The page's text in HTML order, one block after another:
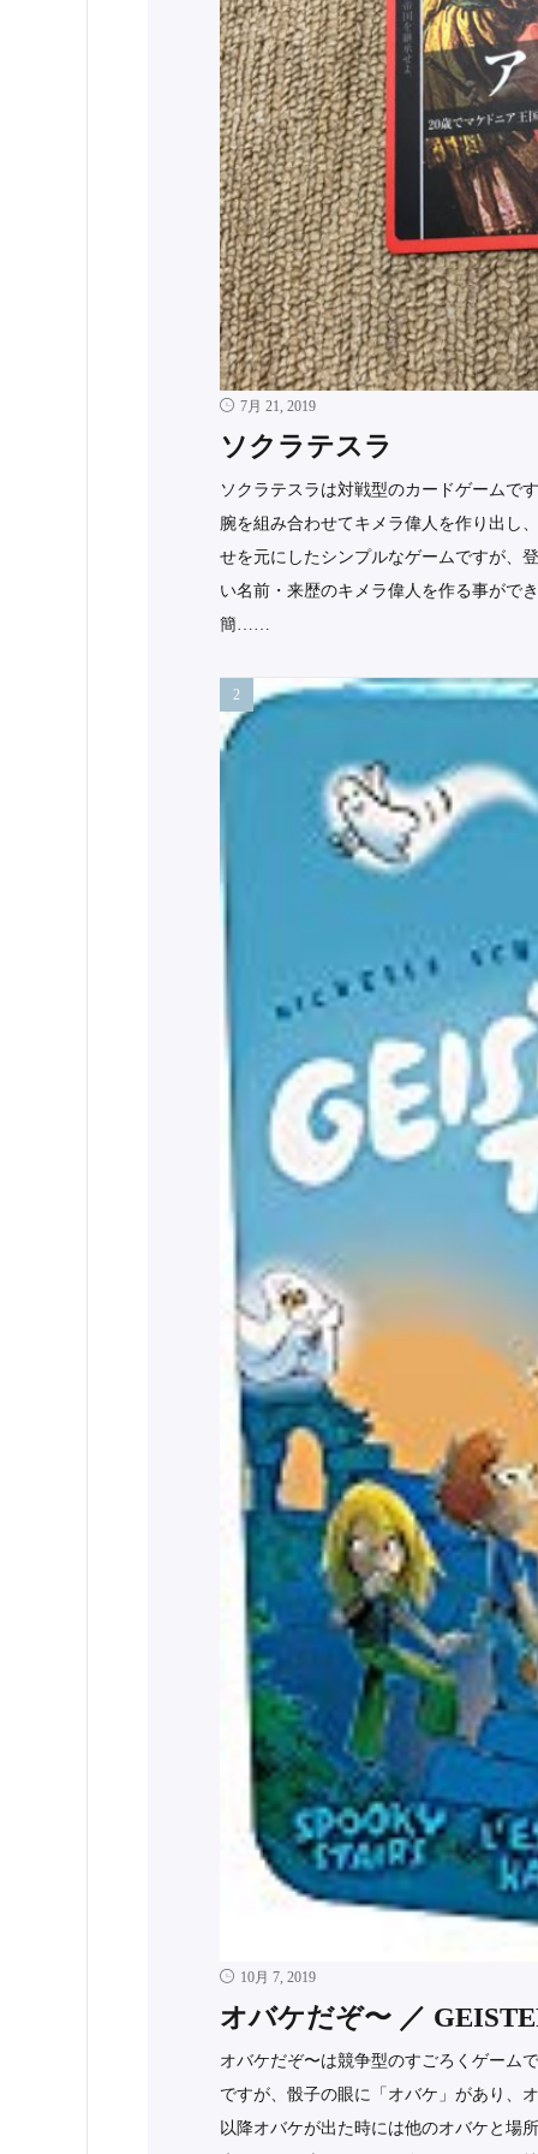
7月 21, 2019
ソクラテスラ
ソクラテスラは対戦型のカードゲームで
腕を組み合わせてキメラ偉人を作り出し
せを元にしたシンプルなゲームですが、
い名前・来歴のキメラ偉人を作る事がで
簡……
10月 7, 2019
オバケだぞ〜 ／
オバケだぞ〜は競争型のすごろくゲーム
ですが、骰子の眼に「オバケ」があり、
以降オバケが出た時には他のオバケと場